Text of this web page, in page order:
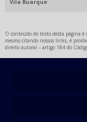
Vila Buarque
O conteúdo do texto desta página
mesmo citando nossos links, é
direito autoral – artigo 184 do